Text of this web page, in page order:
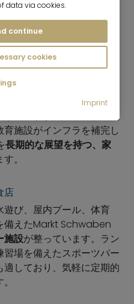
ング
た学校・教育環境が整っ
特に魅力的な場所です。
学校、中学校、体育館、
ています。音楽学校、成
施設がインフラを補完し
長期的な展望を持つ、家
。
店
び、屋内プール、体育
備えたMarkt Schwaben
施設が整っています。ラン
場を備えたスポーツパー
しており、気軽に定期的
data via cookies.
continue
cookies
Imprint